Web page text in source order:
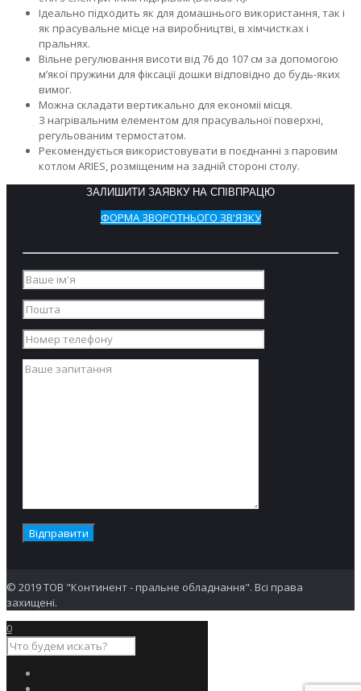
Ідеально підходить як для домашнього використання, так і
як прасувальне місце на виробництві, в хімчистках і
пральнях.
Вільне регулювання висоти від 76 до 107 см за допомогою
м’якої пружини для фіксації дошки відповідно до будь-яких
вимог.
Можна складати вертикально для економії місця.
З нагрівальним елементом для прасувальної поверхні,
регульованим термостатом.
Рекомендується використовувати в поєднанні з паровим
котлом ARIES, розміщеним на задній стороні столу.
ЗАЛИШИТИ ЗАЯВКУ НА СПІВПРАЦЮ
ФОРМА ЗВОРОТНЬОГО ЗВ'ЯЗКУ
© 2019 ТОВ "Континент - пральне обладнання". Всі права
захищені.
0